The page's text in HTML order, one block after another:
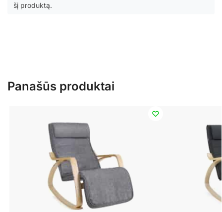
šį produktą.
Panašūs produktai